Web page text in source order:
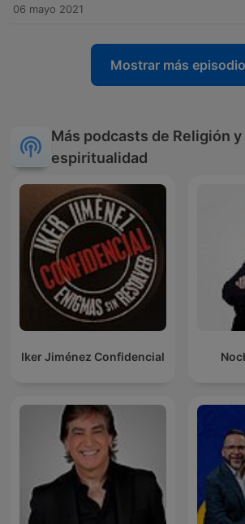
06 mayo 2021
Mostrar más
Más podcasts de Religión y
espiritualidad
Iker Jiménez Confidencial